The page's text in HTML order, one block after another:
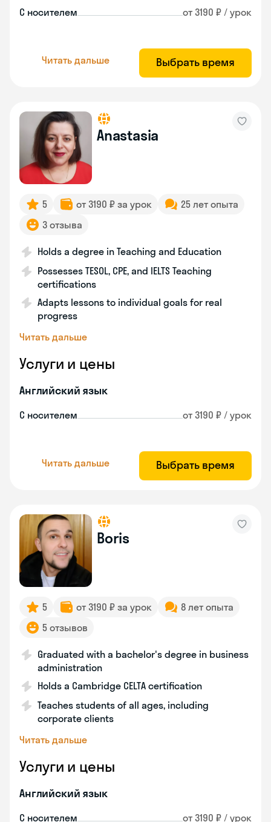
С носителем от 3190 ₽ / урок
Читать дальше Выбрать время
Anastasia
5 от 3190 ₽ за урок
25 лет опыта
3 отзыва
Holds a degree in Teaching and Education
Possesses TESOL, CPE, and IELTS Teaching
certifications
Adapts lessons to individual goals for real
progress
Читать дальше
Услуги и цены
Английский язык
С носителем от 3190 ₽ / урок
Читать дальше Выбрать время
Boris
5 от 3190 ₽ за урок
8 лет опыта
5 отзывов
Graduated with a bachelor's degree in business
administration
Holds a Cambridge CELTA certification
Teaches students of all ages, including
corporate clients
Читать дальше
Услуги и цены
Английский язык
С носителем от 3190 ₽ / урок